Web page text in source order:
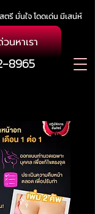
รี มั่นใจ โดดเด่น มีเสน่ห์
8965
นหาเรา